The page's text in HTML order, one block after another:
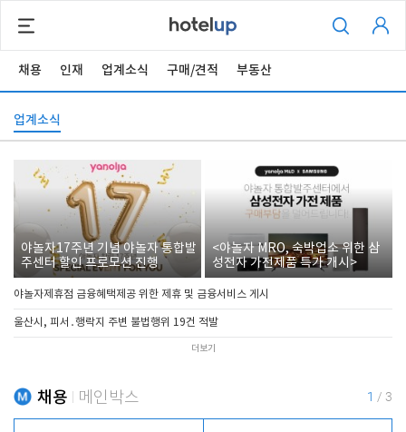
채용 인재 업계소식 구매/견적 부동산
업계소식
야놀자17주년 기념 야놀자 통합발
주센터 할인 프로모션 진행
<야놀자 MRO, 숙박업소 위한 삼
성전자 가전제품 특가 개시>
야놀자제휴점 금융혜택제공 위한 제휴 및 금융서비스 게시
울산시, 피서․행락지 주변 불법행위 19건 적발
더보기
채용 메인박스 1 / 3